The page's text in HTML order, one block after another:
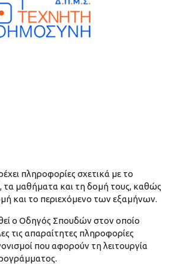
πληροφορίες σχετικά με το
μαθήματα και τη δομή τους, καθώς
και το περιεχόμενο των εξαμήνων.
ο Οδηγός Σπουδών στον οποίο
τις απαραίτητες πληροφορίες
που αφορούν τη λειτουργία